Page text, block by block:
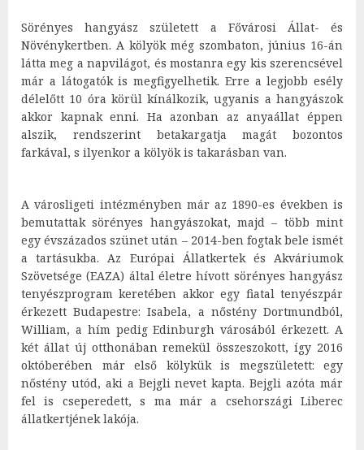
Sörényes hangyász született a Fővárosi Állat- és
Növénykertben. A kölyök még szombaton, június 16-án
látta meg a napvilágot, és mostanra egy kis szerencsével
már a látogatók is megfigyelhetik. Erre a legjobb esély
délelőtt 10 óra körül kínálkozik, ugyanis a hangyászok
akkor kapnak enni. Ha azonban az anyaállat éppen
alszik, rendszerint betakargatja magát bozontos
farkával, s ilyenkor a kölyök is takarásban van.
A városligeti intézményben már az 1890-es években is
bemutattak sörényes hangyászokat, majd – több mint
egy évszázados szünet után – 2014-ben fogtak bele ismét
a tartásukba. Az Európai Állatkertek és Akváriumok
Szövetsége (EAZA) által életre hívott sörényes hangyász
tenyészprogram keretében akkor egy fiatal tenyészpár
érkezett Budapestre: Isabela, a nőstény Dortmundból,
William, a hím pedig Edinburgh városából érkezett. A
két állat új otthonában remekül összeszokott, így 2016
októberében már első kölykük is megszületett: egy
nőstény utód, aki a Bejgli nevet kapta. Bejgli azóta már
fel is cseperedett, s ma már a csehországi Liberec
állatkertjének lakója.